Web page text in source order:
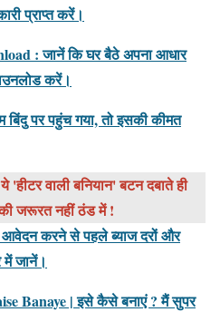
प्राप्त करें।
: जानें कि घर बैठे अपना आधार
करें।
पर पहुंच गया, तो इसकी कीमत
वाली बनियान' बटन दबाते ही
जरूरत नहीं ठंड में !
करने से पहले ब्याज दरों और
जानें।
Banaye | इसे कैसे बनाएं ? मैं सुपर